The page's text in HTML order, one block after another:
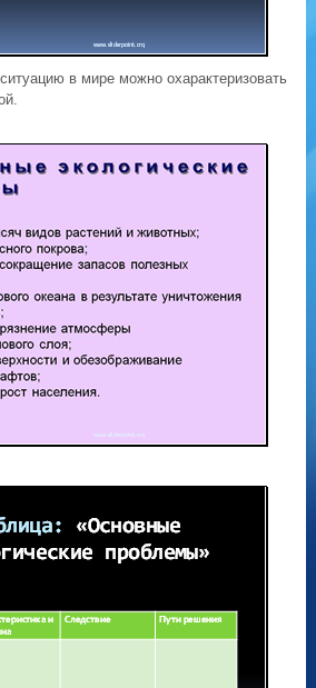
в мире можно охарактеризовать